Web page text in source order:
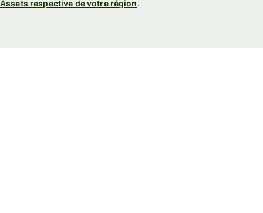
Assets respective de votre région.